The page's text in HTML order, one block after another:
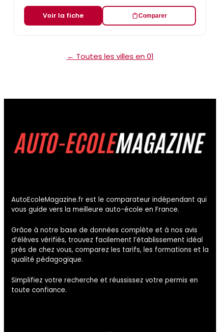
Voir la fiche Comparer
← Toutes les villes en 01
AutoEcoleMagazine.fr est le comparateur indépendant qui
vous guide vers la meilleure auto-école en France.
Grâce à notre base de données complète et à nos avis
d’élèves vérifiés, trouvez facilement l’établissement idéal
près de chez vous, comparez les tarifs, les formations et la
qualité pédagogique.
Simplifiez votre recherche et réussissez votre permis en
toute confiance.